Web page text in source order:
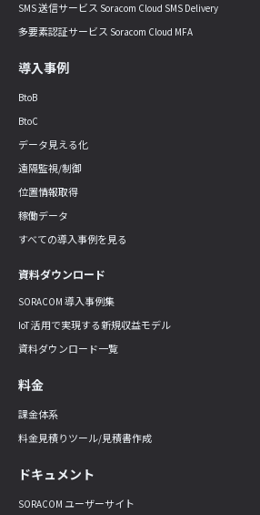
SMS 送信サービス Soracom Cloud SMS Delivery
多要素認証サービス Soracom Cloud MFA
導入事例
BtoB
BtoC
データ見える化
遠隔監視/制御
位置情報取得
稼働データ
すべての導入事例を見る
資料ダウンロード
SORACOM 導入事例集
IoT 活用で実現する新規収益モデル
資料ダウンロード一覧
料金
課金体系
料金見積りツール/見積書作成
ドキュメント
SORACOM ユーザーサイト